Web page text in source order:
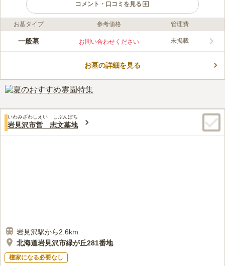
コメント・口コミを見る
ライフドット編集部のコメント
三笠栗山線が近くを走っている岩見沢市の市営墓地です。 墓域
行き届いているのも嬉しいポイントです。 近くには農場や喫茶
辺には公園も多いので、散策をするのも良いかもしれません。
口コミ評価
お墓タイプ 参考価格 管理費
一般墓 お問い合わせください 未掲載
お墓の詳細を見る
いわみざわしえい しぶんぼち
岩見沢市営 志文墓地
岩見沢駅から2.6km
北海道岩見沢市緑が丘281番地
檀家になる必要なし